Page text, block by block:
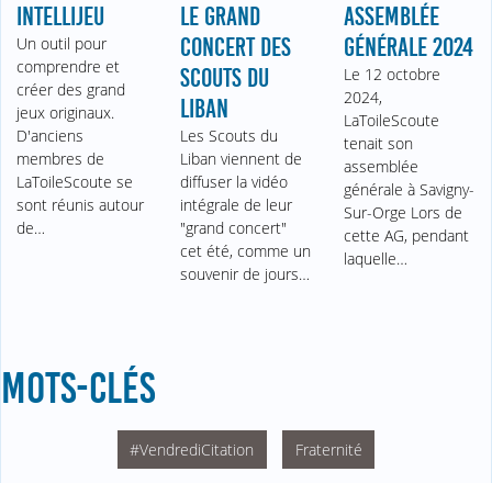
INTELLIJEU
Un outil pour
comprendre et
créer des grand
jeux originaux.
D'anciens
membres de
LaToileScoute se
sont réunis autour
de…
LE GRAND
CONCERT DES
SCOUTS DU
LIBAN
Les Scouts du
Liban viennent de
diffuser la vidéo
intégrale de leur
"grand concert"
cet été, comme un
souvenir de jours…
ASSEMBLÉE
GÉNÉRALE 2024
Le 12 octobre
2024,
LaToileScoute
tenait son
assemblée
générale à Savigny-
Sur-Orge Lors de
cette AG, pendant
laquelle…
MOTS-CLÉS
#VendrediCitation Fraternité